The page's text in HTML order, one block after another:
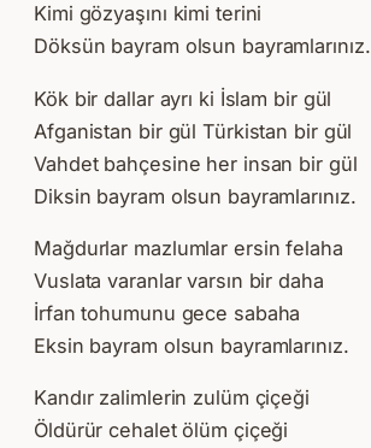
Kimi gözyaşını kimi terini
Döksün bayram olsun bayramlarınız.
Kök bir dallar ayrı ki İslam bir gül
Afganistan bir gül Türkistan bir gül
Vahdet bahçesine her insan bir gül
Diksin bayram olsun bayramlarınız.
Mağdurlar mazlumlar ersin felaha
Vuslata varanlar varsın bir daha
İrfan tohumunu gece sabaha
Eksin bayram olsun bayramlarınız.
Kandır zalimlerin zulüm çiçeği
Öldürür cehalet ölüm çiçeği